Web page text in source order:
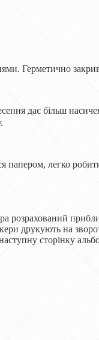
Герметично
дає більш
папером, легко
розрахований
друкують на
сторінку